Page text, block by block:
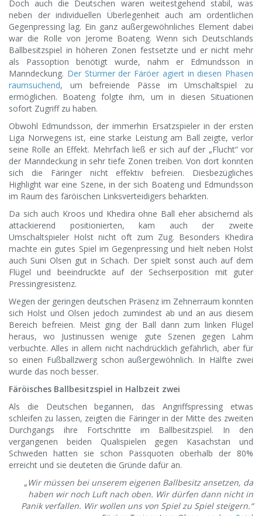
Doch auch die Deutschen waren weitestgehend stabil, was
neben der individuellen Überlegenheit auch am ordentlichen
Gegenpressing lag. Ein ganz außergewöhnliches Element dabei
war die Rolle von Jerome Boateng. Wenn sich Deutschlands
Ballbesitzspiel in höheren Zonen festsetzte und er nicht mehr
als Passoption benötigt wurde, nahm er Edmundsson in
Manndeckung. Der Stürmer der Färöer agiert in diesen Phasen
raumsuchend, um befreiende Pässe im Umschaltspiel zu
ermöglichen. Boateng folgte ihm, um in diesen Situationen
sofort Zugriff zu haben.
Obwohl Edmundsson, der immerhin Ersatzspieler in der ersten
Liga Norwegens ist, eine starke Leistung am Ball zeigte, verlor
seine Rolle an Effekt. Mehrfach ließ er sich auf der „Flucht“ vor
der Manndeckung in sehr tiefe Zonen treiben. Von dort konnten
sich die Färinger nicht effektiv befreien. Diesbezügliches
Highlight war eine Szene, in der sich Boateng und Edmundsson
im Raum des färöischen Linksverteidigers beharkten.
Da sich auch Kroos und Khedira ohne Ball eher absichernd als
attackierend positionierten, kam auch der zweite
Umschaltspieler Holst nicht oft zum Zug. Besonders Khedira
machte ein gutes Spiel im Gegenpressing und hielt neben Holst
auch Suni Olsen gut in Schach. Der spielt sonst auch auf dem
Flügel und beeindruckte auf der Sechserposition mit guter
Pressingresistenz.
Wegen der geringen deutschen Präsenz im Zehnerraum konnten
sich Holst und Olsen jedoch zumindest ab und an aus diesem
Bereich befreien. Meist ging der Ball dann zum linken Flügel
heraus, wo Justinussen wenige gute Szenen gegen Lahm
verbuchte. Alles in allem nicht nachdrücklich gefährlich, aber für
so einen Fußballzwerg schon außergewöhnlich. In Hälfte zwei
wurde das noch besser.
Färöisches Ballbesitzspiel in Halbzeit zwei
Als die Deutschen begannen, das Angriffspressing etwas
schleifen zu lassen, zeigten die Färinger in der Mitte des zweiten
Durchgangs ihre Fortschritte im Ballbesitzspiel. In den
vergangenen beiden Qualispielen gegen Kasachstan und
Schweden hatten sie schon Passquoten oberhalb der 80%
erreicht und sie deuteten die Gründe dafür an.
„Wir müssen bei unserem eigenen Ballbesitz ansetzen, da
haben wir noch Luft nach oben. Wir dürfen dann nicht in
Panik verfallen. Wir wollen uns von Spiel zu Spiel steigern.“